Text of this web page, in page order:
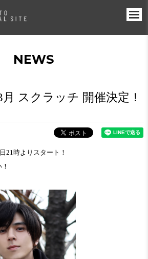
NEWS
スクラッチ 開催決定！
21時よりスタート！